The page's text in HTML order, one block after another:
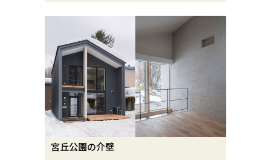
宮丘公園の介壁